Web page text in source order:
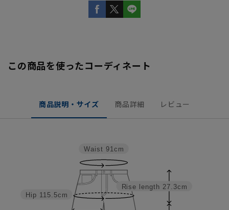
この商品を使ったコーディネート
商品説明・サイズ 商品詳細 レビュー
Rise length 27.3cm
Hip 115.5cm
Waist 91cm